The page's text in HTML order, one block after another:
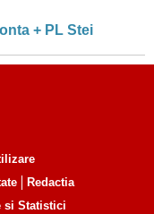
+ PL Stei
Redactia